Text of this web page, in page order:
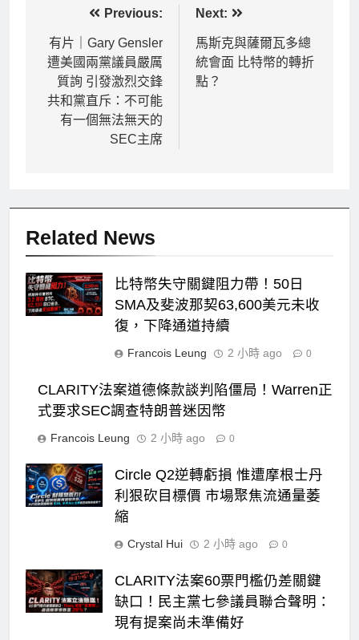
章
導
覽
Previous:
有片｜Gary Gensler
遭美國兩黨議員嚴厲
質詢 引發激烈交鋒
共和黨直斥：不可能
有一個無法無天的
SEC主席
Next:
馬斯克與薩爾瓦多總
統會面 比特幣的轉折
點？
Related News
比特幣失守關鍵阻力帶！50日
SMA及斐波那契63,600美元未收
復，下降通道持續
Francois Leung 2 小時 ago 0
CLARITY法案道德條款談判陷僵局！Warren正
式要求SEC調查特朗普迷因幣
Francois Leung 2 小時 ago 0
Circle Q2逆轉虧損 惟遭摩根士丹
利狠砍目標價 市場聚焦流通量萎
縮
Crystal Hui 2 小時 ago 0
CLARITY法案60票門檻仍差關鍵
缺口！民主黨七參議員聯合聲明：
現有提案尚未準備好